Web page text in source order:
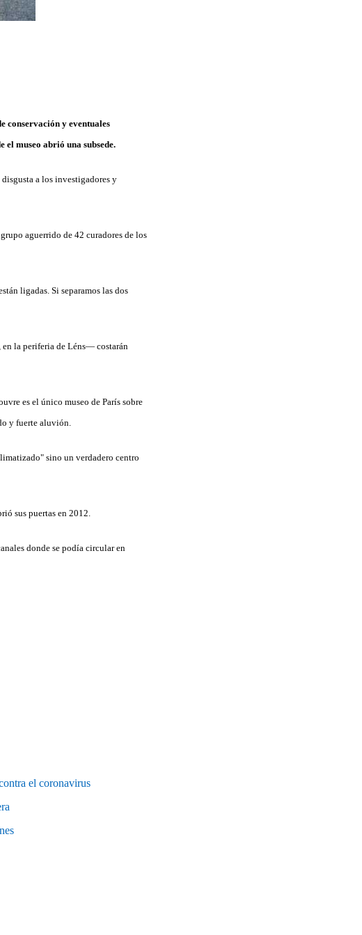
conservación y eventuales
el museo abrió una subsede.
a los investigadores y
aguerrido de 42 curadores de los
ligadas. Si separamos las dos
la periferia de Léns— costarán
es el único museo de París sobre
y fuerte aluvión.
sino un verdadero centro
sus puertas en 2012.
donde se podía circular en
el coronavirus